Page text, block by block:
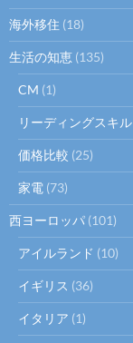
海外移住 (18)
生活の知恵 (135)
CM (1)
リーディングスキル
価格比較 (25)
家電 (73)
西ヨーロッパ (101)
アイルランド (10)
イギリス (36)
イタリア (1)